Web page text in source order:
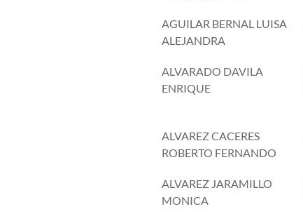
AGUILAR BERNAL LUISA
ALEJANDRA
ALVARADO DAVILA
ENRIQUE
ALVAREZ CACERES
ROBERTO FERNANDO
ALVAREZ JARAMILLO
MONICA